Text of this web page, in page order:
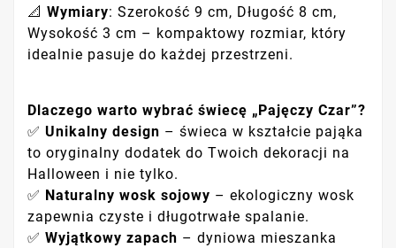
📐 Wymiary: Szerokość 9 cm, Długość 8 cm,
Wysokość 3 cm – kompaktowy rozmiar, który
idealnie pasuje do każdej przestrzeni.
Dlaczego warto wybrać świecę „Pajęczy Czar”?
✅ Unikalny design – świeca w kształcie pająka
to oryginalny dodatek do Twoich dekoracji na
Halloween i nie tylko.
✅ Naturalny wosk sojowy – ekologiczny wosk
zapewnia czyste i długotrwałe spalanie.
✅ Wyjątkowy zapach – dyniowa mieszanka